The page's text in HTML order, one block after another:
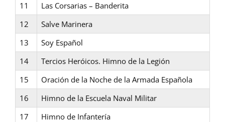
11
Las Corsarias – Banderita
12
Salve Marinera
13
Soy Español
14
Tercios Heróicos. Himno de la Legión
15
Oración de la Noche de la Armada Española
16
Himno de la Escuela Naval Militar
17
Himno de Infantería